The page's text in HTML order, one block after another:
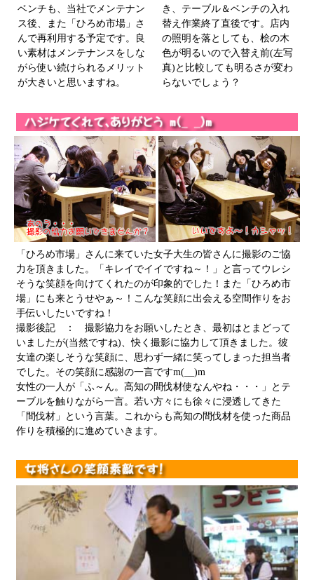
ベンチも、当社でメンテナン
ス後、また「ひろめ市場」さ
んで再利用する予定です。良
い素材はメンテナンスをしな
がら使い続けられるメリット
が大きいと思いますね。
き、テーブル＆ベンチの入れ
替え作業終了直後です。店内
の照明を落としても、桧の木
色が明るいので入替え前(左写
真)と比較しても明るさが変わ
らないでしょう？
「ひろめ市場」さんに来ていた女子大生の皆さんに撮影のご協
力を頂きました。「キレイでイイですね～！」と言ってウレシ
そうな笑顔を向けてくれたのが印象的でした！また「ひろめ市
場」にも来とうせやぁ～！こんな笑顔に出会える空間作りをお
手伝いしたいですね！
撮影後記 ： 撮影協力をお願いしたとき、最初はとまどって
いましたが(当然ですね)、快く撮影に協力して頂きました。彼
女達の楽しそうな笑顔に、思わず一緒に笑ってしまった担当者
でした。その笑顔に感謝の一言ですm(__)m
女性の一人が「ふ～ん。高知の間伐材使なんやね・・・」とテ
ーブルを触りながら一言。若い方々にも徐々に浸透してきた
「間伐材」という言葉。これからも高知の間伐材を使った商品
作りを積極的に進めていきます。